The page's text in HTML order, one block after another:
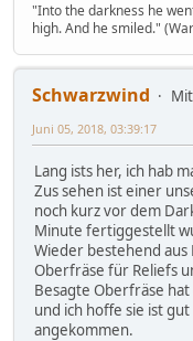
"Into the darkness he
high. And he smiled."
Schwarzwind
Juni 05, 2018, 03:39:17
Lang ists her, ich hab
Zus sehen ist einer
noch kurz vor dem
Minute fertiggestellt
Wieder bestehend aus
Oberfräse für Reliefs
Besagte Oberfräse
und ich hoffe sie ist
angekommen.